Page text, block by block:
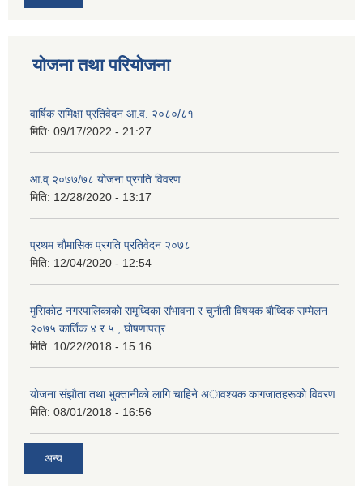
योजना तथा परियोजना
वार्षिक समिक्षा प्रतिवेदन आ.व. २०८०/८१
मिति: 09/17/2022 - 21:27
आ.व् २०७७/७८ योजना प्रगति विवरण
मिति: 12/28/2020 - 13:17
प्रथम चाैमासिक प्रगति प्रतिवेदन २०७८
मिति: 12/04/2020 - 12:54
मुसिकाेट नगरपालिकाकाे समृध्दिका संभावना र चुनाैती विषयक बाैध्दिक सम्मेलन
२०७५ कार्तिक ४ र ५ , घाेषणापत्र
मिति: 10/22/2018 - 15:16
याेजना संझाैता तथा भुक्तानीकाे लागि चाहिने अावश्यक कागजातहरूकाे विवरण
मिति: 08/01/2018 - 16:56
अन्य